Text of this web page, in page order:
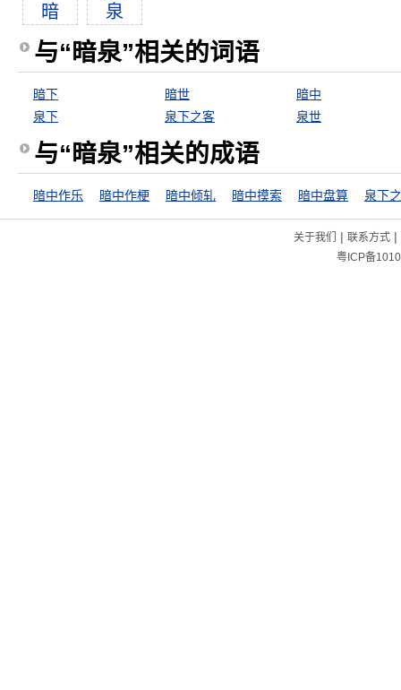
暗 泉
与“暗泉”相关的词语
暗下 暗世
暗中
泉下
泉下之客 泉世
与“暗泉”相关的成语
暗中作乐 暗中作梗 暗中倾轧 暗中摸索 暗中盘算 泉下
关于我们 | 联系方式|
粤ICP备